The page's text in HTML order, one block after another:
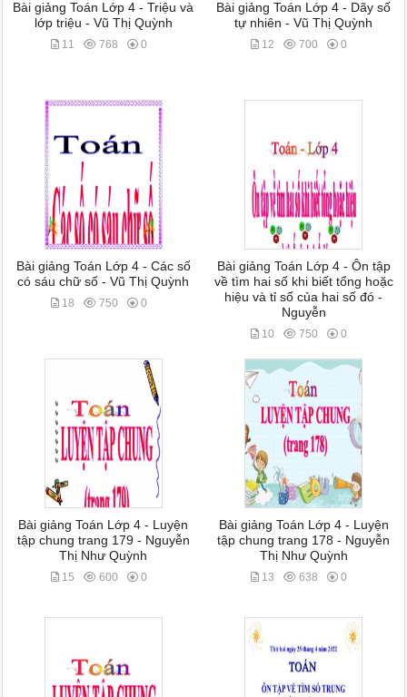
Bài giảng Toán Lớp 4 - Triệu và
lớp triệu - Vũ Thị Quỳnh
11 768 0
Bài giảng Toán Lớp 4 - Dãy số
tự nhiên - Vũ Thị Quỳnh
12 700 0
Bài giảng Toán Lớp 4 - Các số
có sáu chữ số - Vũ Thị Quỳnh
18 750 0
Bài giảng Toán Lớp 4 - Ôn tập
về tìm hai số khi biết tổng hoặc
hiệu và tỉ số của hai số đó -
Nguyễn
10 750 0
Bài giảng Toán Lớp 4 - Luyện
tập chung trang 179 - Nguyễn
Thị Như Quỳnh
15 600 0
Bài giảng Toán Lớp 4 - Luyện
tập chung trang 178 - Nguyễn
Thị Như Quỳnh
13 638 0